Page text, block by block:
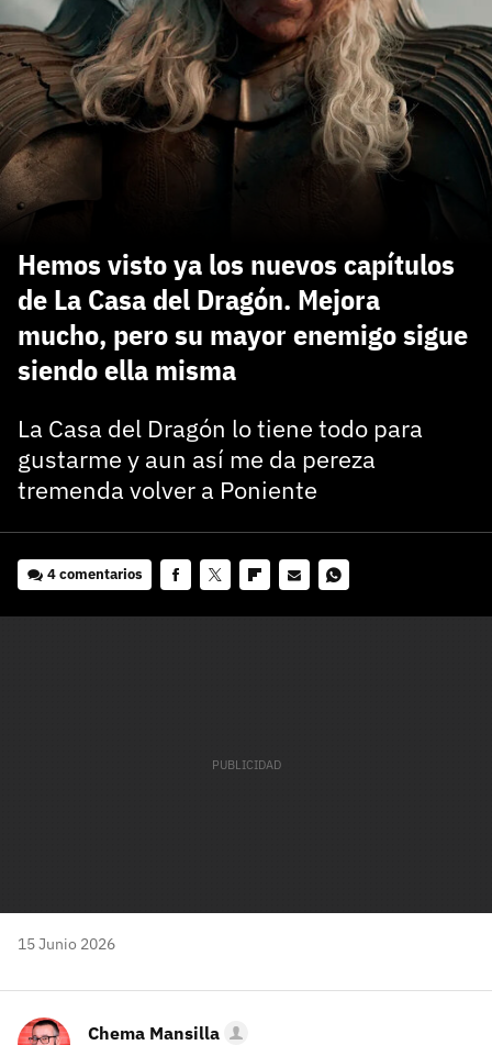
Hemos visto ya los nuevos capítulos
de La Casa del Dragón. Mejora
mucho, pero su mayor enemigo sigue
siendo ella misma
La Casa del Dragón lo tiene todo para
gustarme y aun así me da pereza
tremenda volver a Poniente
4 comentarios
15 Junio 2026
Chema Mansilla
¿Todavía no tienes cuenta?
Regístrate gratis
de 3DJuegos:
Recupera tu acceso con Facebook
carácter inicial), pero no mayúsculas, espacios, tildes
o caracteres especiales.
He leído y acepto lapolitica de privacidad y
de participación
Registrarse en 3DJuegos
¿Ya tienes cuenta?
Entra en 3DJuegos